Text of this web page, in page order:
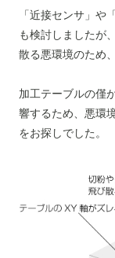
「近接センサ」や
も検討しましたが
散る悪環境のため
加工テーブルの僅
響するため、悪環
をお探しでした。